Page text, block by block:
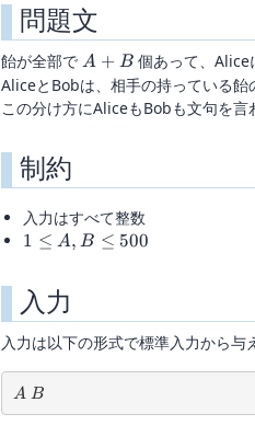
問題文
飴が全部で A
+
B
A + B 個あって、
AliceとBobは、相手の持っている
この分け方にAliceもBobも文句を言
制約
入力はすべて整数
1
A,
B
\leq
500
1 ≤ A, B ≤ 500
入力
入力は以下の形式で標準入力から与
A \  B
A B